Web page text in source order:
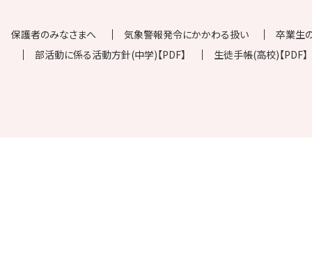
保護者のみなさまへ 気象警報発令にかかわる扱い
卒業生
部活動に係る活動方針(中学)【PDF】
生徒手帳(高校)【PDF】